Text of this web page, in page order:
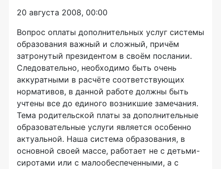
20 августа 2008, 00:00
Вопрос оплаты дополнительных услуг системы
образования важный и сложный, причём
затронутый президентом в своём послании.
Следовательно, необходимо быть очень
аккуратными в расчёте соответствующих
нормативов, в данной работе должны быть
учтены все до единого возникшие замечания.
Тема родительской платы за дополнительные
образовательные услуги является особенно
актуальной. Наша система образования, в
основной своей массе, работает не с детьми-
сиротами или с малообеспеченными, а с